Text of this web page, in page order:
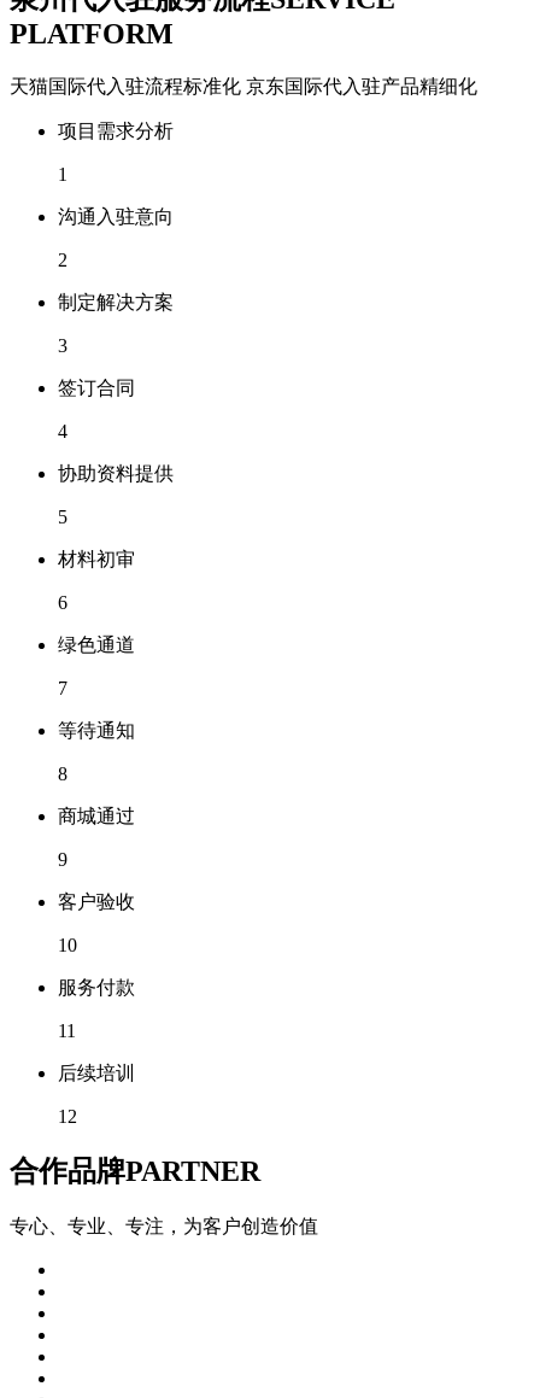
PLATFORM
天猫国际代入驻流程标准化 京东国际代入驻产品精细化
项目需求分析
1
沟通入驻意向
2
制定解决方案
3
签订合同
4
协助资料提供
5
材料初审
6
绿色通道
7
等待通知
8
商城通过
9
客户验收
10
服务付款
11
后续培训
12
合作品牌PARTNER
专心、专业、专注，为客户创造价值